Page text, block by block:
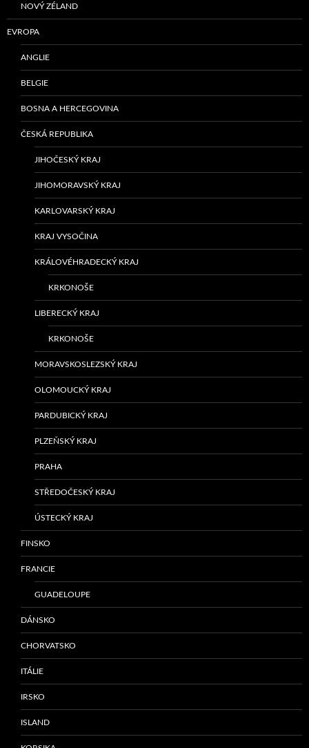
NOVÝ ZÉLAND
EVROPA
ANGLIE
BELGIE
BOSNA A HERCEGOVINA
ČESKÁ REPUBLIKA
JIHOČESKÝ KRAJ
JIHOMORAVSKÝ KRAJ
KARLOVARSKÝ KRAJ
KRAJ VYSOČINA
KRÁLOVÉHRADECKÝ KRAJ
KRKONOŠE
LIBERECKÝ KRAJ
KRKONOŠE
MORAVSKOSLEZSKÝ KRAJ
OLOMOUCKÝ KRAJ
PARDUBICKÝ KRAJ
PLZEŇSKÝ KRAJ
PRAHA
STŘEDOČESKÝ KRAJ
ÚSTECKÝ KRAJ
FINSKO
FRANCIE
GUADELOUPE
DÁNSKO
CHORVATSKO
ITÁLIE
IRSKO
ISLAND